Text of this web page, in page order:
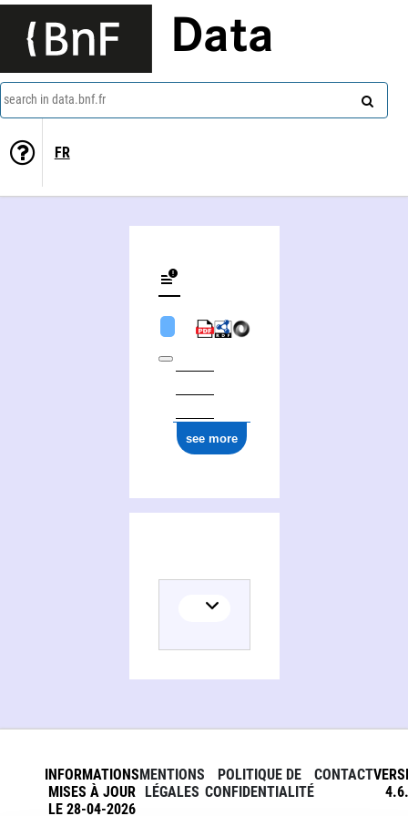
Data
search in data.bnf.fr
FR
see more
INFORMATIONS
MISES À JOUR
LE 28-04-2026
MENTIONS
LÉGALES
POLITIQUE DE
CONFIDENTIALITÉ
CONTACT